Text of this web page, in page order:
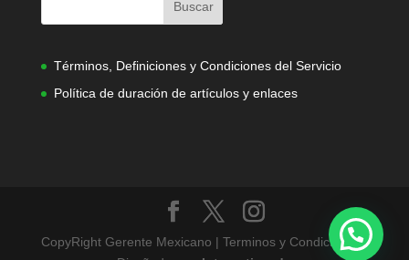
Términos, Definiciones y Condiciones del Servicio
Política de duración de artículos y enlaces
CopyRight Gerente Mexicano | Terminos y Condiciones |